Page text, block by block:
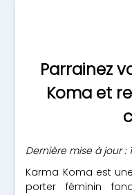
Parrainez
Koma et
Dernière mise à jour :
Karma Koma est
porter féminin